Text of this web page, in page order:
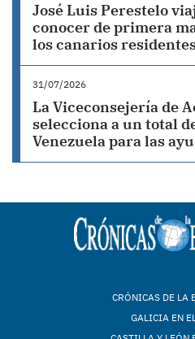
José Luis Perestelo
conocer de primera
los canarios
31/07/2026
La Viceconsejería de
selecciona a un total
Venezuela para las
CRÓNICAS DE LA
GALICIA EN